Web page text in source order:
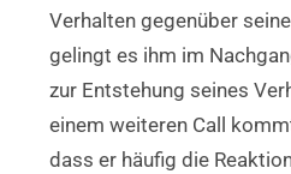
Verhalten gegenüber
gelingt es ihm im
zur Entstehung seines
einem weiteren Call
dass er häufig die